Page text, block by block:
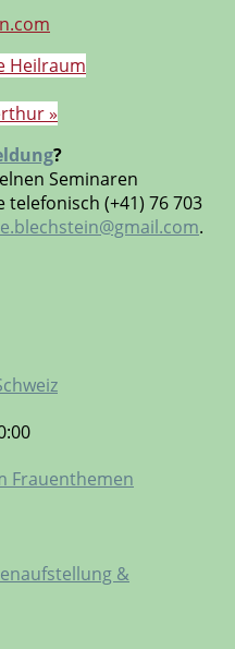
Heilraum
»
?
Seminaren
(+41) 76 703
.
Frauenthemen
&